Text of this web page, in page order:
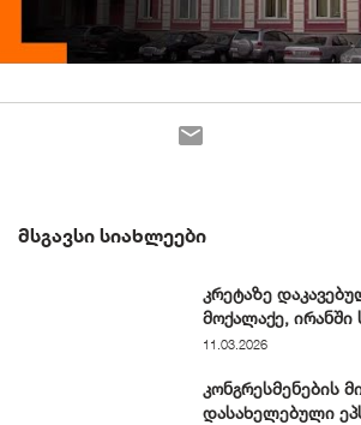
ᲛᲡᲒᲐᲕᲡᲘ ᲡᲘᲐᲮᲚᲔᲔᲑᲘ
კრეტაზე
მოქალაქე,
11.03.2026
კონგრესმენების
დასახელებული